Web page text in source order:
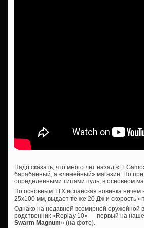
Надо сказать, что много лет назад «El
барабанный, а «линейный» магазин. Но при
определенными типами пуль, в основном
По основным ТТХ испанская новинка ничем
25х100 мм, выдает те же 20 Дж и скорость
Однако на недавней всемирной оружейной
родственник «Replay 10» — первый на
Swarm Magnum» (на фото).